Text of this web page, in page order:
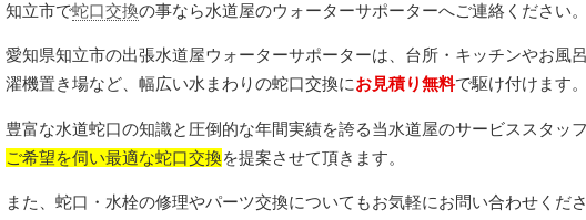
知立市で蛇口交換の事なら水道屋のウォーターサポーターへご連絡ください。
愛知県知立市の出張水道屋ウォーターサポーターは、台所・キッチンやお風
濯機置き場など、幅広い水まわりの蛇口交換にお見積り無料で駆け付けます。
豊富な水道蛇口の知識と圧倒的な年間実績を誇る当水道屋のサービススタッ
ご希望を伺い最適な蛇口交換を提案させて頂きます。
また、蛇口・水栓の修理やパーツ交換についてもお気軽にお問い合わせくださ